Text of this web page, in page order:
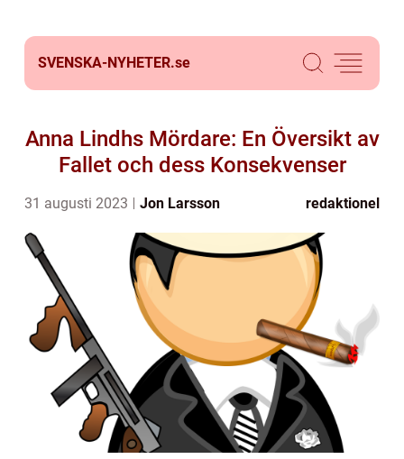
SVENSKA-NYHETER.se
Anna Lindhs Mördare: En Översikt av
Fallet och dess Konsekvenser
31 augusti 2023 Jon Larsson redaktionel